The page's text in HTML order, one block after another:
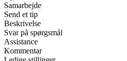
Samarbejde
Send et tip
Beskrivelse
Svar på spørgsmål
Assistance
Kommentar